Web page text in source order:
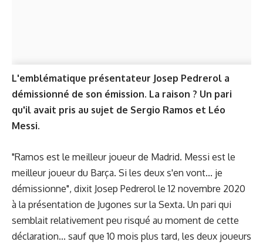
L'emblématique présentateur Josep Pedrerol a
démissionné de son émission. La raison ? Un pari
qu'il avait pris au sujet de Sergio Ramos et Léo
Messi.
"Ramos est le meilleur joueur de Madrid. Messi est le
meilleur joueur du Barça. Si les deux s'en vont... je
démissionne", dixit Josep Pedrerol le 12 novembre 2020
à la présentation de Jugones sur la Sexta. Un pari qui
semblait relativement peu risqué au moment de cette
déclaration... sauf que 10 mois plus tard, les deux joueurs